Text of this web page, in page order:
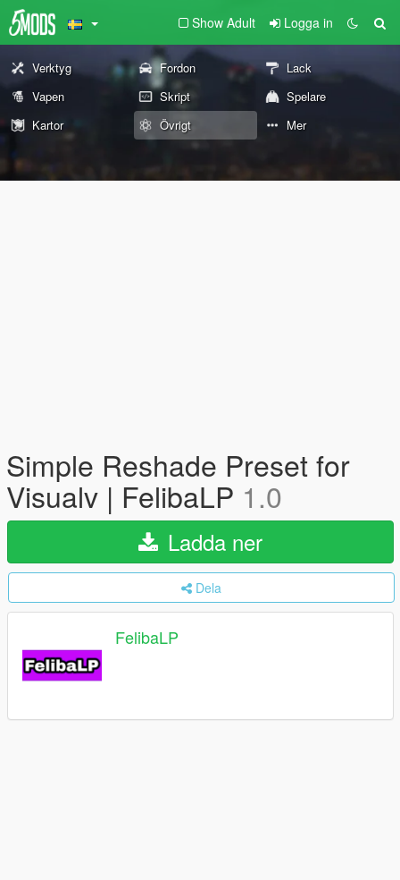
Show Adult Logga in
Verktyg Fordon
Lack
Vapen
Skript
Spelare
Kartor
Övrigt Mer
Simple Reshade Preset for
Visualv | FelibaLP 1.0
Ladda ner
Dela
FelibaLP